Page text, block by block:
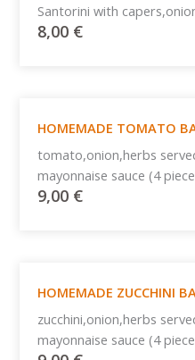
Santorini with
8,00 €
HOMEMADE TOMATO
tomato,onion,herbs
mayonnaise sauce (4
9,00 €
HOMEMADE ZUCCHINI
zucchini,onion,herbs
mayonnaise sauce (4